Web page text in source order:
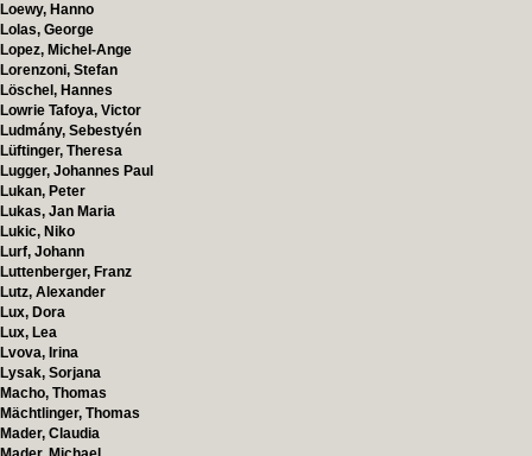
Loewy, Hanno
Lolas, George
Lopez, Michel-Ange
Lorenzoni, Stefan
Löschel, Hannes
Lowrie Tafoya, Victor
Ludmány, Sebestyén
Lüftinger, Theresa
Lugger, Johannes Paul
Lukan, Peter
Lukas, Jan Maria
Lukic, Niko
Lurf, Johann
Luttenberger, Franz
Lutz, Alexander
Lux, Dora
Lux, Lea
Lvova, Irina
Lysak, Sorjana
Macho, Thomas
Mächtlinger, Thomas
Mader, Claudia